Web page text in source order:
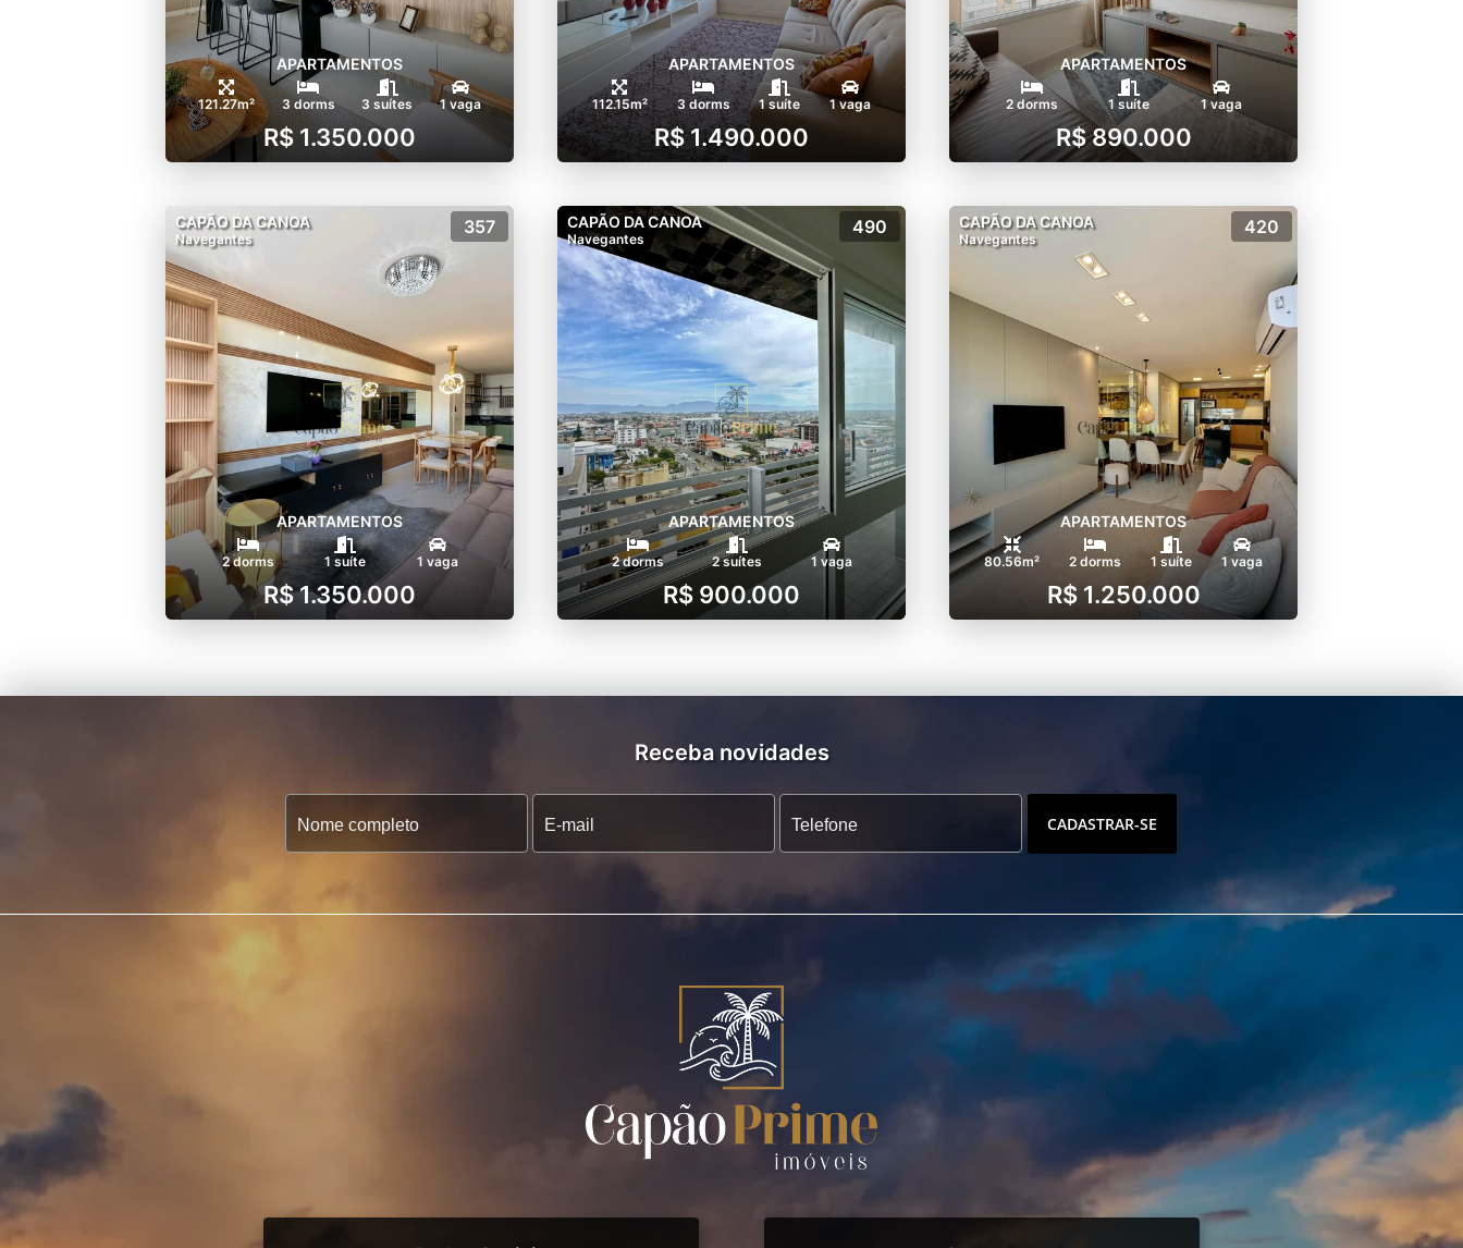
APARTAMENTOS
121.27m² 3 dorms 3 suítes 1 vaga
R$ 1.350.000
APARTAMENTOS
112.15m² 3 dorms 1 suíte 1 vaga
R$ 1.490.000
APARTAMENTOS
2 dorms 1 suíte 1 vaga
R$ 890.000
CAPÃO DA CANOA
Navegantes
357
APARTAMENTOS
2 dorms 1 suíte 1 vaga
R$ 1.350.000
CAPÃO DA CANOA
Navegantes
490
APARTAMENTOS
2 dorms 2 suítes 1 vaga
R$ 900.000
CAPÃO DA CANOA
Navegantes
420
APARTAMENTOS
80.56m² 2 dorms 1 suíte 1 vaga
R$ 1.250.000
Receba novidades
CADASTRAR-SE